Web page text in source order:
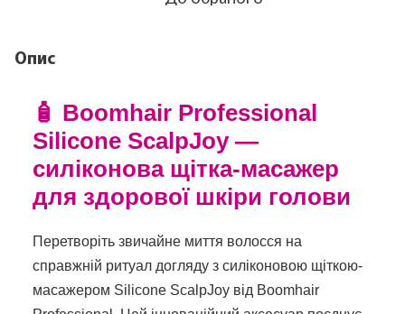
Опис
🧴 Boomhair Professional
Silicone ScalpJoy —
силіконова щітка-масажер
для здорової шкіри голови
Перетворіть звичайне миття волосся на
справжній ритуал догляду з силіконовою щіткою-
масажером Silicone ScalpJoy від Boomhair